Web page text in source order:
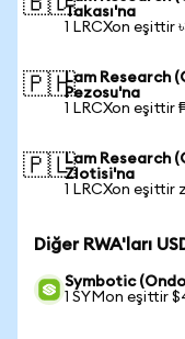
Takası'na
1 LRCXon eşittir
🇵🇭Lam Research
Pezosu'na
1 LRCXon eşittir
🇵🇱Lam Research
Zlotisi'na
1 LRCXon eşittir
Diğer RWA'ları
Symbotic
1 SYMon eşittir